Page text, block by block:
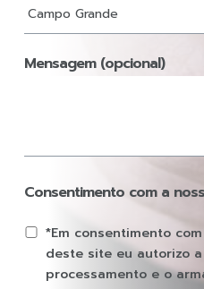
Mensagem (opcional)
Consentimento com a
*Em consentimento
deste site eu autorizo
processamento e o